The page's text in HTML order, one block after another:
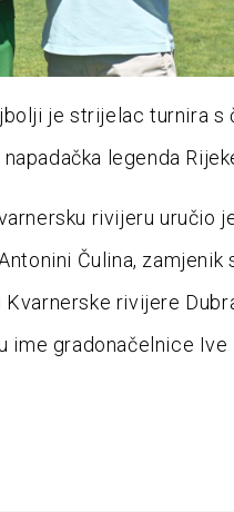
je strijelac turnira s
legenda
rivijeru uručio
Čulina, zamjenik
rivijere
ime gradonačelnice Ive